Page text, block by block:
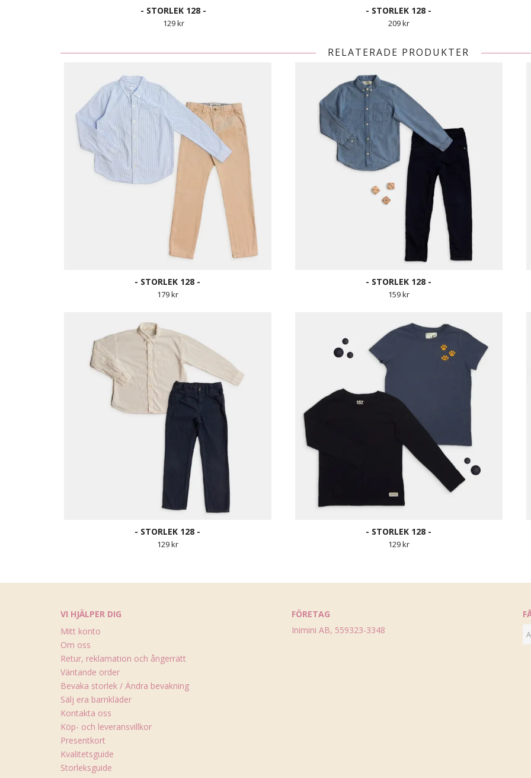
- STORLEK 128 -
129 kr
- STORLEK 128 -
209 kr
RELATERADE PRODUKTER
- STORLEK 128 -
179 kr
- STORLEK 128 -
159 kr
- STORLEK 128 -
129 kr
- STORLEK 128 -
129 kr
VI HJÄLPER DIG
Mitt konto
Om oss
Retur, reklamation och ångerrätt
Väntande order
Bevaka storlek / Ändra bevakning
Sälj era barnkläder
Kontakta oss
Köp- och leveransvillkor
Presentkort
Kvalitetsguide
Storleksguide
FÖRETAG
Inimini AB, 559323-3348